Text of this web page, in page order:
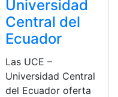
Universidad
Central del
Ecuador
Las UCE –
Universidad Central
del Ecuador oferta